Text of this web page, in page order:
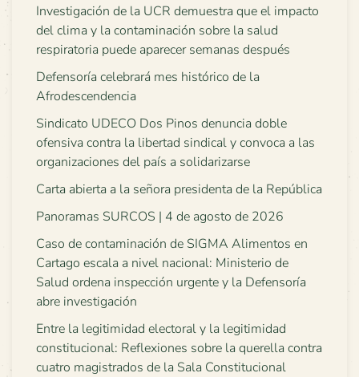
Investigación de la UCR demuestra que el impacto
del clima y la contaminación sobre la salud
respiratoria puede aparecer semanas después
Defensoría celebrará mes histórico de la
Afrodescendencia
Sindicato UDECO Dos Pinos denuncia doble
ofensiva contra la libertad sindical y convoca a las
organizaciones del país a solidarizarse
Carta abierta a la señora presidenta de la República
Panoramas SURCOS | 4 de agosto de 2026
Caso de contaminación de SIGMA Alimentos en
Cartago escala a nivel nacional: Ministerio de
Salud ordena inspección urgente y la Defensoría
abre investigación
Entre la legitimidad electoral y la legitimidad
constitucional: Reflexiones sobre la querella contra
cuatro magistrados de la Sala Constitucional